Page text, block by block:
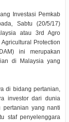
Investasi Pemkab
Sabtu (20/5/17)
atau 3rd Agro
Protection
ini merupakan
di Malaysia yang
di bidang pertanian,
investor dari dunia
pertanian yang nanti
staf penyelenggara